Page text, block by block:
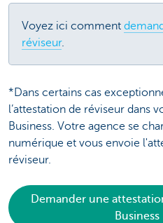
Voyez ici comment
réviseur.
*Dans certains cas
l’attestation de réviseur dans
Business. Votre agence se
numérique et vous envoie
réviseur.
Demander une
Business